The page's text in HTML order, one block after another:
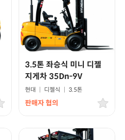
3.5톤 좌승식 미니 디젤
지게차 35Dn-9V
현대 | 디젤식 | 3.5톤
판매자 협의